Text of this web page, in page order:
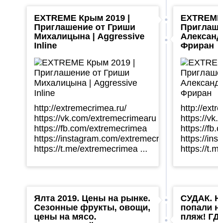
Фриран
http://
https://
https://
https://
https://
EXTREME Крым 2019 |
Приглашение от Гриши
Михалицына | Aggressive
Inline
http://extremecrimea.ru/
https://vk.com/extremecrimearu
https://fb.com/extremecrimea
https://instagram.com/extremecrimea
https://t.me/extremecrimea ...
СУДАК.
попали
пляж!
Ялта 2019. Цены на рынке.
Сезонные фрукты, овощи,
цены на мясо.